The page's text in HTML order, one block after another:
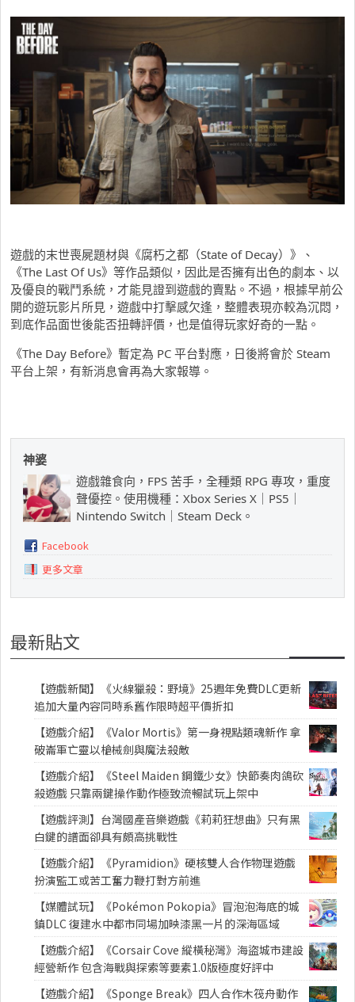
遊戲的末世喪屍題材與《腐朽之都（State of Decay）》、
《The Last Of Us》等作品類似，因此是否擁有出色的劇本、以
及優良的戰鬥系統，才能見證到遊戲的賣點。不過，根據早前公
開的遊玩影片所見，遊戲中打擊感欠逢，整體表現亦較為沉悶，
到底作品面世後能否扭轉評價，也是值得玩家好奇的一點。
《The Day Before》暫定為 PC 平台對應，日後將會於 Steam
平台上架，有新消息會再為大家報導。
神婆
遊戲雜食向，FPS 苦手，全種類 RPG 專攻，重度
聲優控。使用機種：Xbox Series X｜PS5｜
Nintendo Switch｜Steam Deck。
Facebook
更多文章
最新貼文
【遊戲新聞】《火線獵殺：野境》25週年免費DLC更新
追加大量內容同時系舊作限時超平價折扣
【遊戲介紹】《Valor Mortis》第一身視點類魂新作 拿
破崙軍亡靈以槍械劍與魔法殺敵
【遊戲介紹】《Steel Maiden 鋼鐵少女》快節奏肉鴿砍
殺遊戲 只靠兩鍵操作動作極致流暢試玩上架中
【遊戲評測】台灣國產音樂遊戲《莉莉狂想曲》只有黑
白鍵的譜面卻具有頗高挑戰性
【遊戲介紹】《Pyramidion》硬核雙人合作物理遊戲
扮演監工或苦工奮力鞭打對方前進
【媒體試玩】《Pokémon Pokopia》冒泡泡海底的城
鎮DLC 復建水中都市同場加映漆黑一片的深海區域
【遊戲介紹】《Corsair Cove 縱橫秘灣》海盜城市建設
經營新作 包含海戰與探索等要素1.0版極度好評中
【遊戲介紹】《Sponge Break》四人合作木筏舟動作